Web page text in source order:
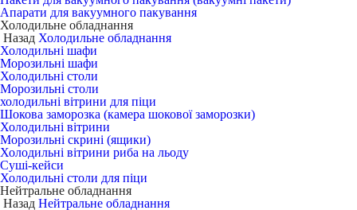
Апарати для вакуумного пакування
Холодильне обладнання
Назад Холодильне обладнання
Холодильні шафи
Морозильні шафи
Холодильні столи
Морозильні столи
холодильні вітрини для піци
Шокова заморозка (камера шокової заморозки)
Холодильні вітрини
Морозильні скрині (ящики)
Холодильні вітрини риба на льоду
Суші-кейси
Холодильні столи для піци
Нейтральне обладнання
Назад Нейтральне обладнання